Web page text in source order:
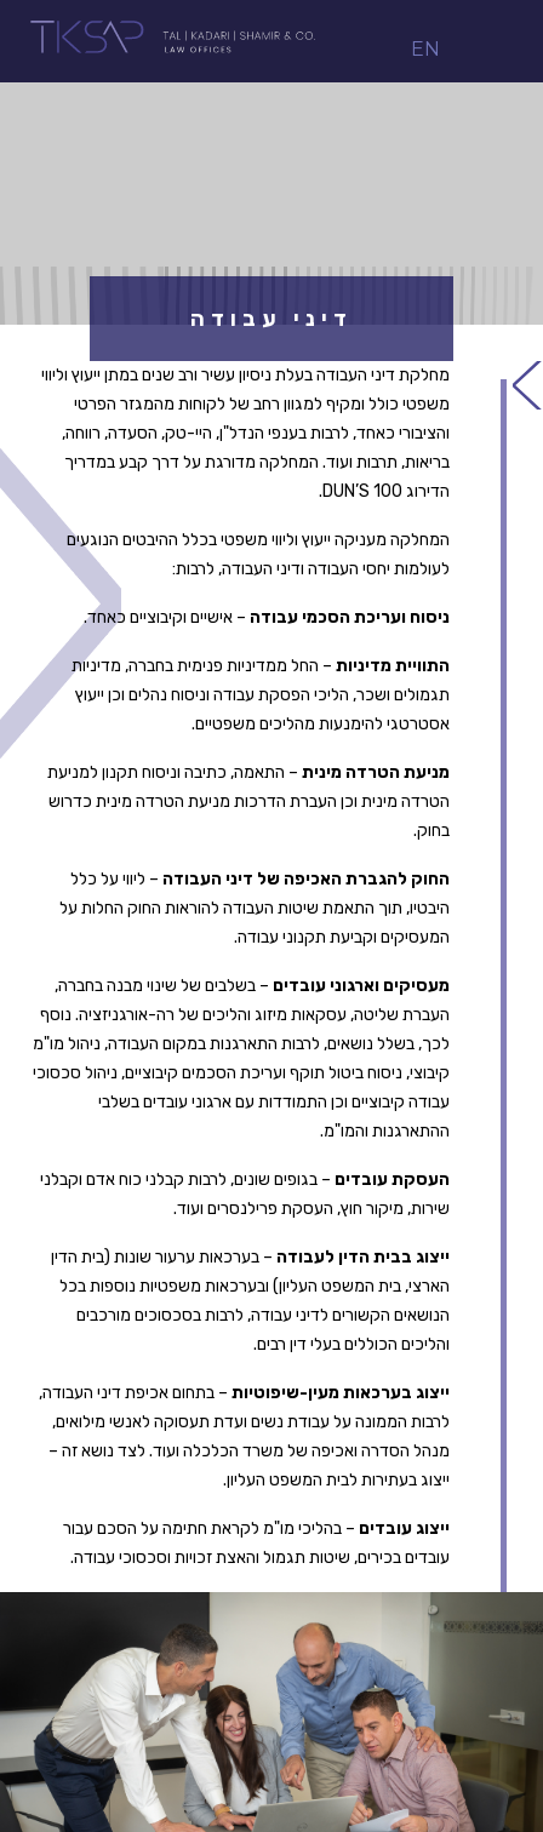
EN
דיני עבודה
מחלקת דיני העבודה בעלת ניסיון עשיר ורב שנים במתן ייעוץ וליווי
משפטי כולל ומקיף למגוון רחב של לקוחות מהמגזר הפרטי
והציבורי כאחד, לרבות בענפי הנדל"ן, היי-טק, הסעדה, רווחה,
בריאות, תרבות ועוד. המחלקה מדורגת על דרך קבע במדריך
הדירוג DUN’S 100.
המחלקה מעניקה ייעוץ וליווי משפטי בכלל ההיבטים הנוגעים
לעולמות יחסי העבודה ודיני העבודה, לרבות:
ניסוח ועריכת הסכמי עבודה – אישיים וקיבוציים כאחד.
התוויית מדיניות – החל ממדיניות פנימית בחברה, מדיניות
תגמולים ושכר, הליכי הפסקת עבודה וניסוח נהלים וכן ייעוץ
אסטרטגי להימנעות מהליכים משפטיים.
מניעת הטרדה מינית – התאמה, כתיבה וניסוח תקנון למניעת
הטרדה מינית וכן העברת הדרכות מניעת הטרדה מינית כדרוש
בחוק.
החוק להגברת האכיפה של דיני העבודה – ליווי על כלל
היבטיו, תוך התאמת שיטות העבודה להוראות החוק החלות על
המעסיקים וקביעת תקנוני עבודה.
מעסיקים וארגוני עובדים – בשלבים של שינוי מבנה בחברה,
העברת שליטה, עסקאות מיזוג והליכים של רה-אורגניזציה. נוסף
לכך, בשלל נושאים, לרבות התארגנות במקום העבודה, ניהול מו"מ
קיבוצי, ניסוח ביטול תוקף ועריכת הסכמים קיבוציים, ניהול סכסוכי
עבודה קיבוציים וכן התמודדות עם ארגוני עובדים בשלבי
ההתארגנות והמו"מ.
העסקת עובדים – בגופים שונים, לרבות קבלני כוח אדם וקבלני
שירות, מיקור חוץ, העסקת פרילנסרים ועוד.
ייצוג בבית הדין לעבודה – בערכאות ערעור שונות (בית הדין
הארצי, בית המשפט העליון) ובערכאות משפטיות נוספות בכל
הנושאים הקשורים לדיני עבודה, לרבות בסכסוכים מורכבים
והליכים הכוללים בעלי דין רבים.
ייצוג בערכאות מעין-שיפוטיות – בתחום אכיפת דיני העבודה,
לרבות הממונה על עבודת נשים ועדת תעסוקה לאנשי מילואים,
מנהל הסדרה ואכיפה של משרד הכלכלה ועוד. לצד נושא זה –
ייצוג בעתירות לבית המשפט העליון.
ייצוג עובדים – בהליכי מו"מ לקראת חתימה על הסכם עבור
עובדים בכירים, שיטות תגמול והאצת זכויות וסכסוכי עבודה.